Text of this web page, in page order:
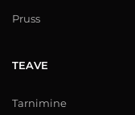
Pruss
TEAVE
Tarnimine